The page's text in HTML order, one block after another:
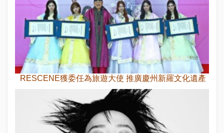
RESCENE獲委任為旅遊大使 推廣慶州新羅文化遺產